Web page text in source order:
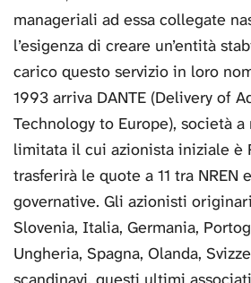
manageriali ad essa collegate
l’esigenza di creare un’entità
carico questo servizio in loro
1993 arriva DANTE (Delivery of
Technology to Europe), società
limitata il cui azionista iniziale è
trasferirà le quote a 11 tra NREN
governative. Gli azionisti
Slovenia, Italia, Germania,
Ungheria, Spagna, Olanda,